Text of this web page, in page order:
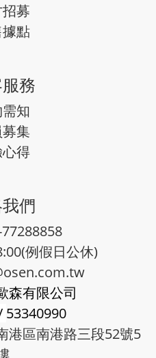
募
點
務
知
集
得
們
例假日公休)
森有限公司
53340990
港區南港路三段52號5